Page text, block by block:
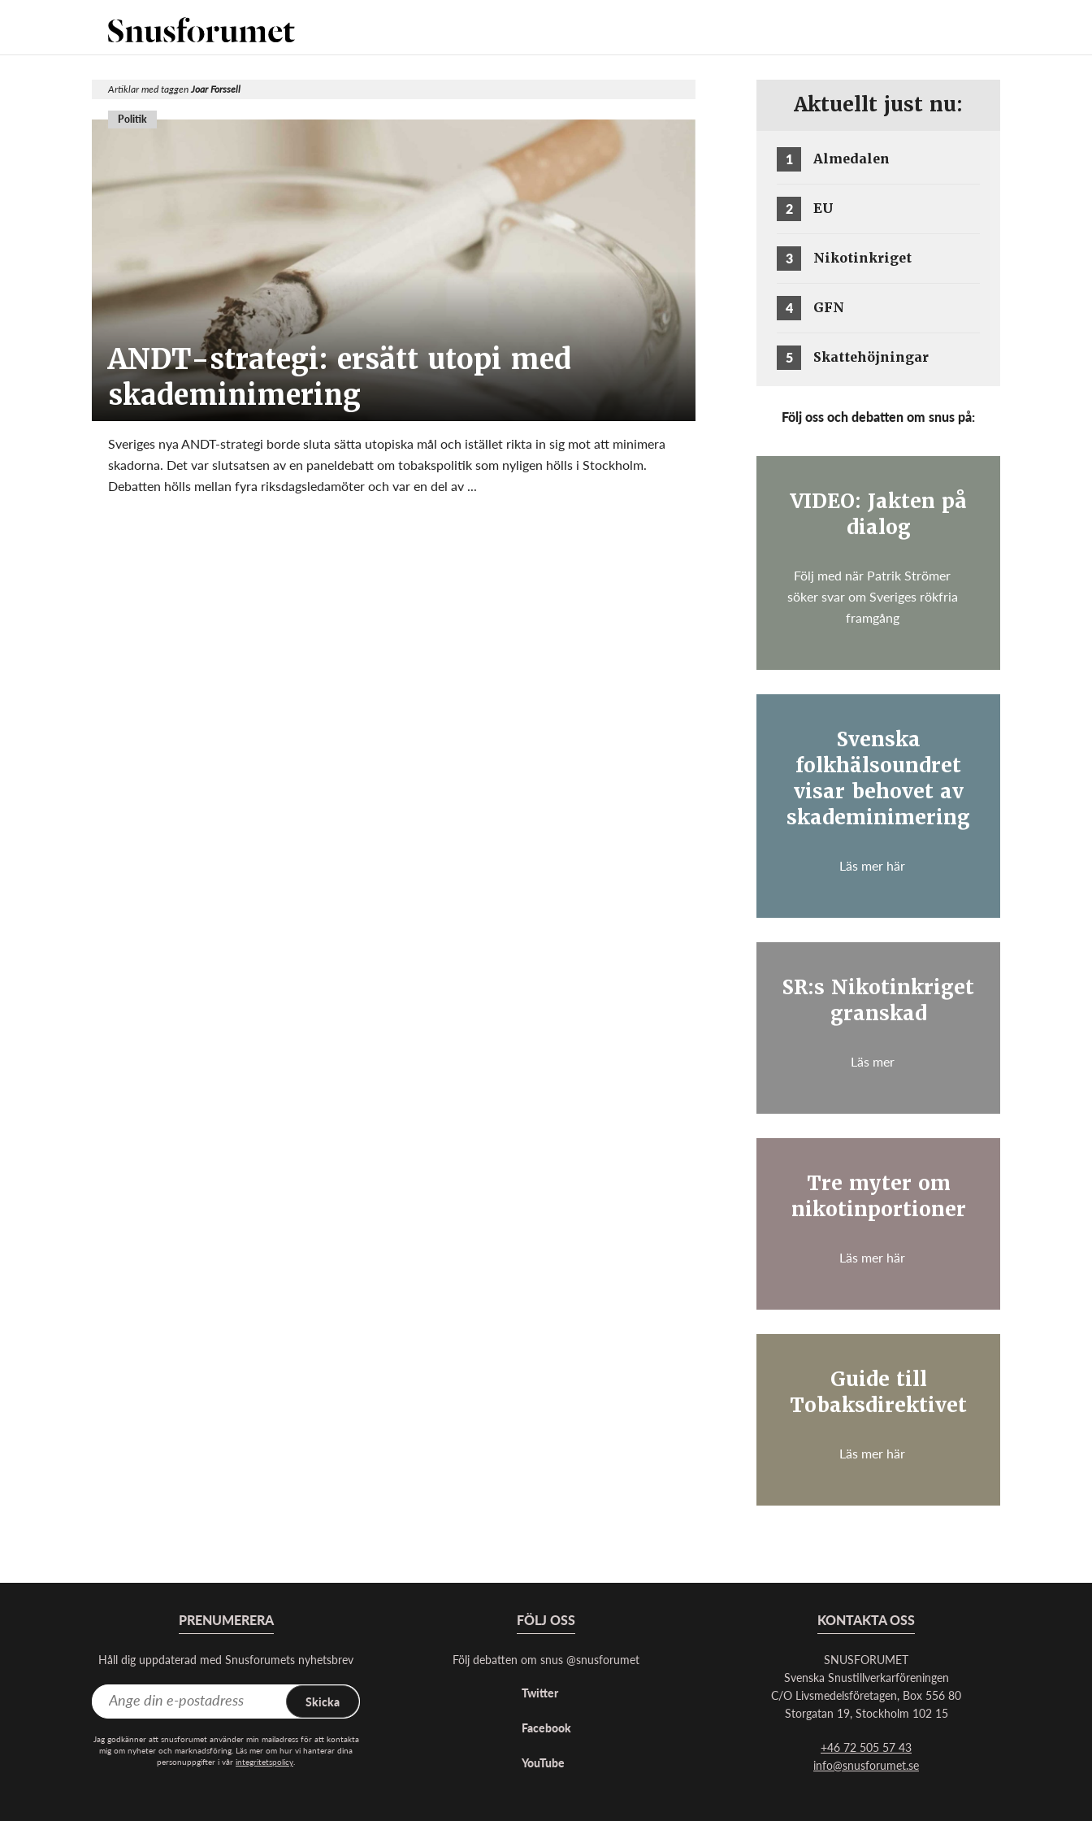
Artiklar med taggenJoar Forssell
Politik
ANDT-strategi: ersätt utopi med
skademinimering
Sveriges nya ANDT-strategi borde sluta sätta utopiska mål och istället rikta in sig mot att minimera
skadorna. Det var slutsatsen av en paneldebatt om tobakspolitik som nyligen hölls i Stockholm.
Debatten hölls mellan fyra riksdagsledamöter och var en del av ...
Aktuellt just nu:
1 Almedalen
2 EU
3 Nikotinkriget
4 GFN
5 Skattehöjningar
Följ oss och debatten om snus på:
VIDEO: Jakten på
dialog
Följ med när Patrik Strömer
söker svar om Sveriges rökfria
framgång
Svenska
folkhälsoundret
visar behovet av
skademinimering
Läs mer här
SR:s Nikotinkriget
granskad
Läs mer
Tre myter om
nikotinportioner
Läs mer här
Guide till
Tobaksdirektivet
Läs mer här
PRENUMERERA
Håll dig uppdaterad med Snusforumets nyhetsbrev
Skicka
Jag godkänner att snusforumet använder min mailadress för att kontakta
mig om nyheter och marknadsföring. Läs mer om hur vi hanterar dina
personuppgifter i vår integritetspolicy.
FÖLJ OSS
Följ debatten om snus @snusforumet
Twitter
Facebook
YouTube
KONTAKTA OSS
SNUSFORUMET
Svenska Snustillverkarföreningen
C/O Livsmedelsföretagen, Box 556 80
Storgatan 19, Stockholm 102 15
+46 72 505 57 43
info@snusforumet.se